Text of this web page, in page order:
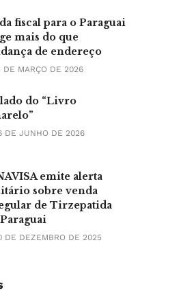
fiscal para o Paraguai
mais do que
de endereço
DE MARÇO DE 2026
do “Livro
DE JUNHO DE 2026
emite alerta
sobre venda
de Tirzepatida
DE DEZEMBRO DE 2025